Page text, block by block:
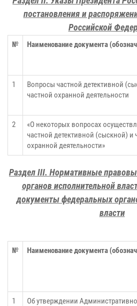
постановления и
Российской
№ Наименование документа
1
Вопросы частной детективной
частной охранной деятельности
2
«О некоторых вопросах
частной детективной (сыскной) и
охранной деятельности»
Раздел III. Нормативные
органов исполнительной
документы федеральных
власти
№ Наименование документа
1
Об утверждении